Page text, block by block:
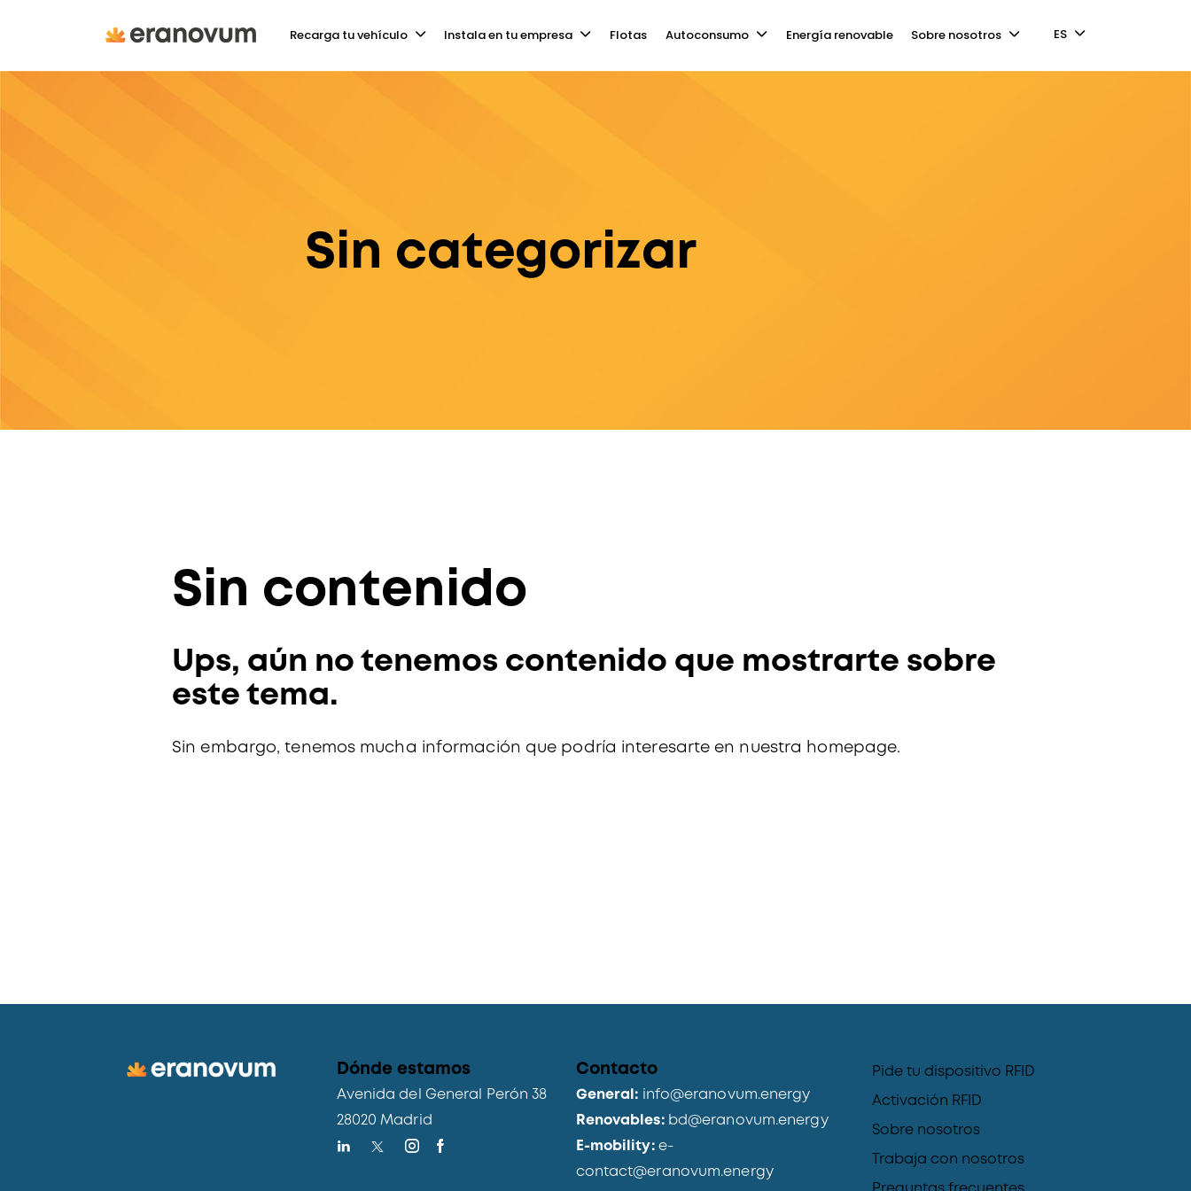
Recarga tu vehículo Instala en tu empresa Flotas Autoconsumo Energía renovable Sobre nosotros ES
Sin categorizar
Sin contenido
Ups, aún no tenemos contenido que mostrarte sobre
este tema.
Sin embargo, tenemos mucha información que podría interesarte en nuestra homepage.
Dónde estamos
Avenida del General Perón 38
28020 Madrid
Contacto
General: info@eranovum.energy
Renovables:bd@eranovum.energy
E-mobility:e-
contact@eranovum.energy
Pide tu dispositivo RFID
Activación RFID
Sobre nosotros
Trabaja con nosotros